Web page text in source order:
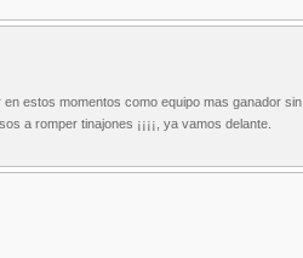
estos momentos como equipo mas ganador sin
a romper tinajones ¡¡¡¡, ya vamos delante.